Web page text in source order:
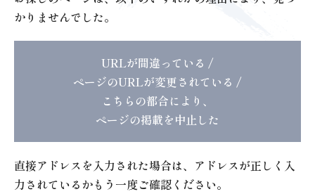
かりませんでした。
URLが間違っている /
ページのURLが変更されている /
こちらの都合により、
ページの掲載を中止した
直接アドレスを入力された場合は、アドレスが正しく入
力されているかもう一度ご確認ください。